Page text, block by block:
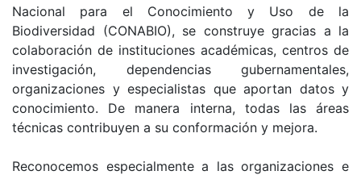
Nacional para el Conocimiento y Uso de la
Biodiversidad (CONABIO), se construye gracias a la
colaboración de instituciones académicas, centros de
investigación, dependencias gubernamentales,
organizaciones y especialistas que aportan datos y
conocimiento. De manera interna, todas las áreas
técnicas contribuyen a su conformación y mejora.
Reconocemos especialmente a las organizaciones e